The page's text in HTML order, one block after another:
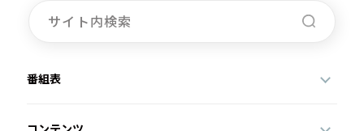
番組表